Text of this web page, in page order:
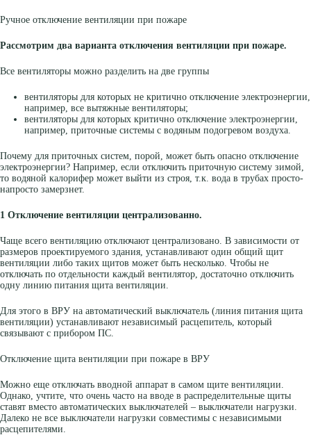
Ручное отключение вентиляции при пожаре
Рассмотрим два варианта отключения вентиляции при пожаре.
Все вентиляторы можно разделить на две группы
вентиляторы для которых не критично отключение электроэнергии,
например, все вытяжные вентиляторы;
вентиляторы для которых критично отключение электроэнергии,
например, приточные системы с водяным подогревом воздуха.
Почему для приточных систем, порой, может быть опасно отключение
электроэнергии? Например, если отключить приточную систему зимой,
то водяной калорифер может выйти из строя, т.к. вода в трубах просто-
напросто замерзнет.
1 Отключение вентиляции централизованно.
Чаще всего вентиляцию отключают централизовано. В зависимости от
размеров проектируемого здания, устанавливают один общий щит
вентиляции либо таких щитов может быть несколько. Чтобы не
отключать по отдельности каждый вентилятор, достаточно отключить
одну линию питания щита вентиляции.
Для этого в ВРУ на автоматический выключатель (линия питания щита
вентиляции) устанавливают независимый расцепитель, который
связывают с прибором ПС.
Отключение щита вентиляции при пожаре в ВРУ
Можно еще отключать вводной аппарат в самом щите вентиляции.
Однако, учтите, что очень часто на вводе в распределительные щиты
ставят вместо автоматических выключателей – выключатели нагрузки.
Далеко не все выключатели нагрузки совместимы с независимыми
расцепителями.